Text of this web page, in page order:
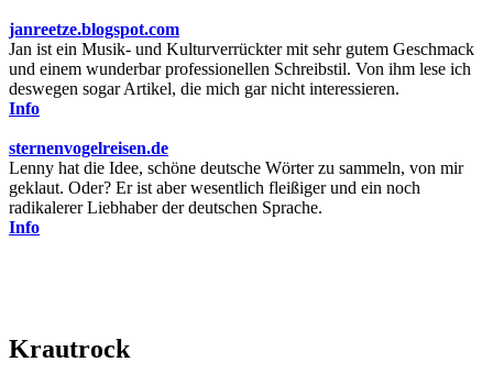
janreetze.blogspot.com
Jan ist ein Musik- und Kulturverrückter mit sehr gutem Geschmack
und einem wunderbar professionellen Schreibstil. Von ihm lese ich
deswegen sogar Artikel, die mich gar nicht interessieren.
Info
sternenvogelreisen.de
Lenny hat die Idee, schöne deutsche Wörter zu sammeln, von mir
geklaut. Oder? Er ist aber wesentlich fleißiger und ein noch
radikalerer Liebhaber der deutschen Sprache.
Info
Krautrock